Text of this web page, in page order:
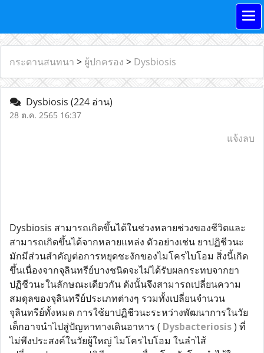
กระดานสนทนา > ผู้ปกครอง > Dysbiosis
Dysbiosis (224 อ่าน)
28 ต.ค. 2565 16:37
แจ้งลบ
Dysbiosis สามารถเกิดขึ้นได้ในช่วงหลายช่วงของชีวิตและ
สามารถเกิดขึ้นได้จากหลายแหล่ง ตัวอย่างเช่น ยาปฏิชีวนะ
มักมีส่วนสำคัญต่อการหยุดชะงักของไมโครไบโอม สิ่งนี้เกิด
ขึ้นเนื่องจากจุลินทรีย์บางชนิดจะไม่ได้รับผลกระทบจากยา
ปฏิชีวนะในลักษณะเดียวกัน ดังนั้นจึงสามารถเปลี่ยนความ
สมดุลของจุลินทรีย์ประเภทต่างๆ รวมทั้งเปลี่ยนจำนวน
จุลินทรีย์ทั้งหมด การใช้ยาปฏิชีวนะระหว่างพัฒนาการในวัย
เด็กอาจนำไปสู่ปัญหาทางเดินอาหาร ( Dysbacteriosis ) ที่
ไม่พึงประสงค์ในวัยผู้ใหญ่ ไมโครไบโอม ในลำไส้